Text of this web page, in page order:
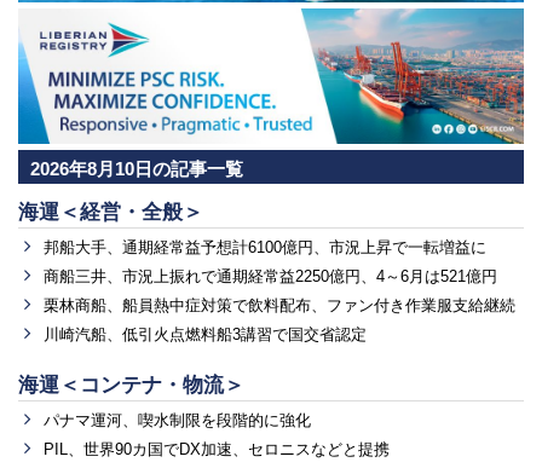
2026年8月10日の記事一覧
海運＜経営・全般＞
邦船大手、通期経常益予想計6100億円、市況上昇で一転増益に
商船三井、市況上振れで通期経常益2250億円、4～6月は521億円
栗林商船、船員熱中症対策で飲料配布、ファン付き作業服支給継続
川崎汽船、低引火点燃料船3講習で国交省認定
海運＜コンテナ・物流＞
パナマ運河、喫水制限を段階的に強化
PIL、世界90カ国でDX加速、セロニスなどと提携